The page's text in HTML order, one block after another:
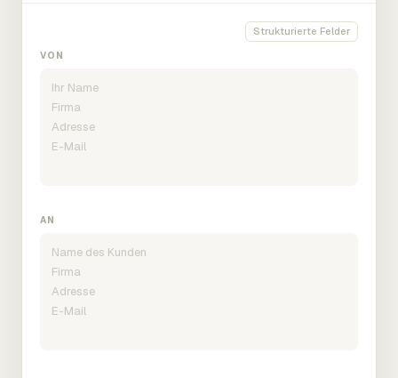
Strukturierte Felder
VON
AN